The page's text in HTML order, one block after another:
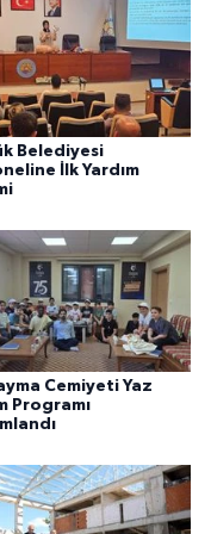
Belediyesi
İlk Yardım
Cemiyeti Yaz
Programı